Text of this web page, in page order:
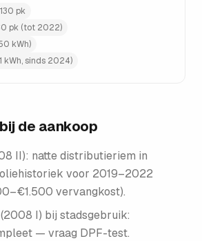
pk
pk (tot 2022)
kWh)
kWh, sinds 2024)
de aankoop
II): natte distributieriem in
voor 2019–2022
vervangkost).
I) bij stadsgebruik:
— vraag DPF-test.